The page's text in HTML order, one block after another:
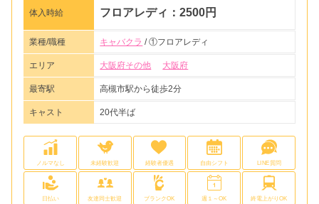
体入時給 フロアレディ：2500円
業種/職種 キャバクラ / ①フロアレディ
エリア 大阪府その他 大阪府
最寄駅 高槻市駅から徒歩2分
キャスト 20代半ば
ノルマなし 未経験歓迎 経験者優遇 自由シフト LINE質問
日払い 友達同士歓迎 ブランクOK 週１～OK 終電上がりOK